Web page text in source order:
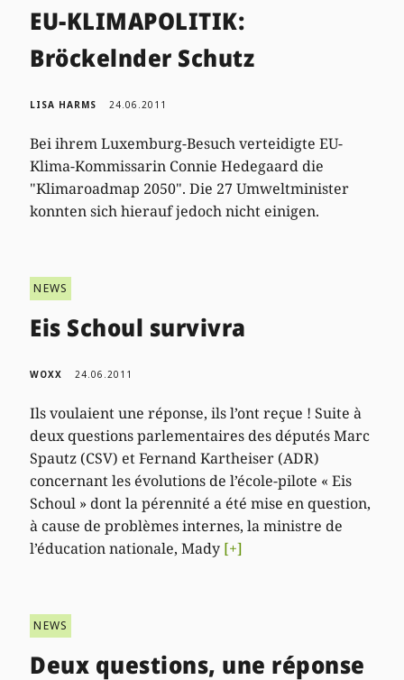
EU-KLIMAPOLITIK:
Bröckelnder Schutz
LISA HARMS 24.06.2011
Bei ihrem Luxemburg-Besuch verteidigte EU-
Klima-Kommissarin Connie Hedegaard die
"Klimaroadmap 2050". Die 27 Umweltminister
konnten sich hierauf jedoch nicht einigen.
NEWS
Eis Schoul survivra
WOXX 24.06.2011
Ils voulaient une réponse, ils l’ont reçue ! Suite à
deux questions parlementaires des députés Marc
Spautz (CSV) et Fernand Kartheiser (ADR)
concernant les évolutions de l’école-pilote « Eis
Schoul » dont la pérennité a été mise en question,
à cause de problèmes internes, la ministre de
l’éducation nationale, Mady [+]
NEWS
Deux questions, une réponse